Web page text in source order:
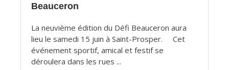
Beauceron
La neuvième édition du Défi Beauceron aura
lieu le samedi 15 juin à Saint-Prosper. Cet
événement sportif, amical et festif se
déroulera dans les rues ...